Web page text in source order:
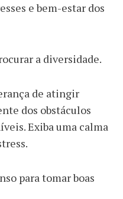
e bem-estar dos
a diversidade.
de atingir
dos obstáculos
Exiba uma calma
para tomar boas